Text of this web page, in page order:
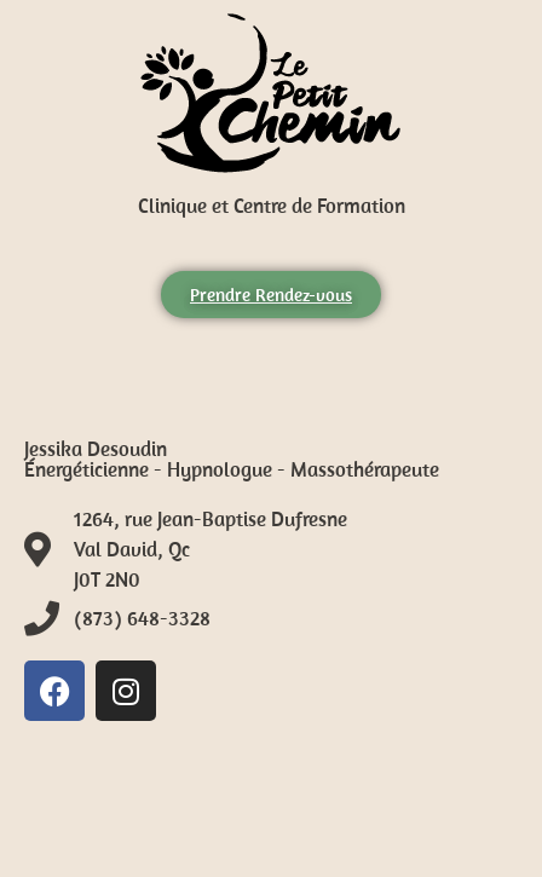
Clinique et Centre de Formation
Prendre Rendez-vous
Jessika Desoudin
Énergéticienne - Hypnologue - Massothérapeute
1264, rue Jean-Baptise Dufresne
Val David, Qc
J0T 2N0
(873) 648-3328